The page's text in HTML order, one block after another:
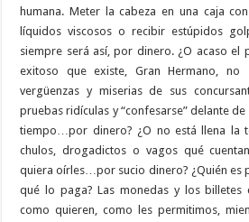
humana. Meter la cabeza en una caja
líquidos viscosos o recibir estúpidos
siempre será así, por dinero. ¿O acaso el
exitoso que existe, Gran Hermano,
vergüenzas y miserias de sus
pruebas ridículas y “confesarse” delante
tiempo…por dinero? ¿O no está llena la
chulos, drogadictos o vagos qué
quiera oírles…por sucio dinero? ¿Quién es
qué lo paga? Las monedas y los billetes
como quieren, como les permitimos,